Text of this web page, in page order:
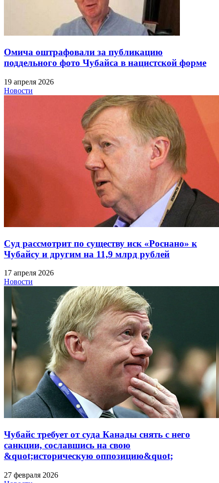
Омича оштрафовали за публикацию
поддельного фото Чубайса в нацистской форме
19 апреля 2026
Новости
Суд рассмотрит по существу иск «Роснано» к
Чубайсу и другим на 11,9 млрд рублей
17 апреля 2026
Новости
Чубайс требует от суда Канады снять с него
санкции, сославшись на свою
&quot;историческую оппозицию&quot;
27 февраля 2026